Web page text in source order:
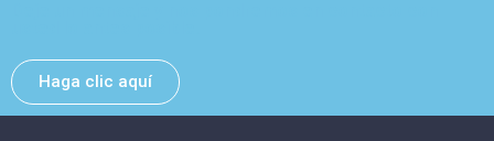
Haga clic aquí